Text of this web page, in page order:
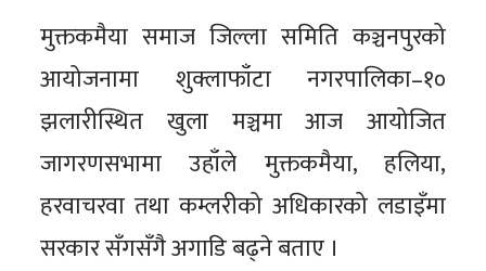
मुक्तकमैया समाज जिल्ला समिति कञ्चनपुरको
आयोजनामा शुक्लाफाँटा नगरपालिका–१०
झलारीस्थित खुला मञ्चमा आज आयोजित
जागरणसभामा उहाँले मुक्तकमैया, हलिया,
हरवाचरवा तथा कम्लरीको अधिकारको लडाइँमा
सरकार सँगसँगै अगाडि बढ्ने बताए ।